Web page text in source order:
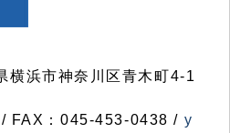
浜市神奈川区青木町4-1
FAX：045-453-0438 / y